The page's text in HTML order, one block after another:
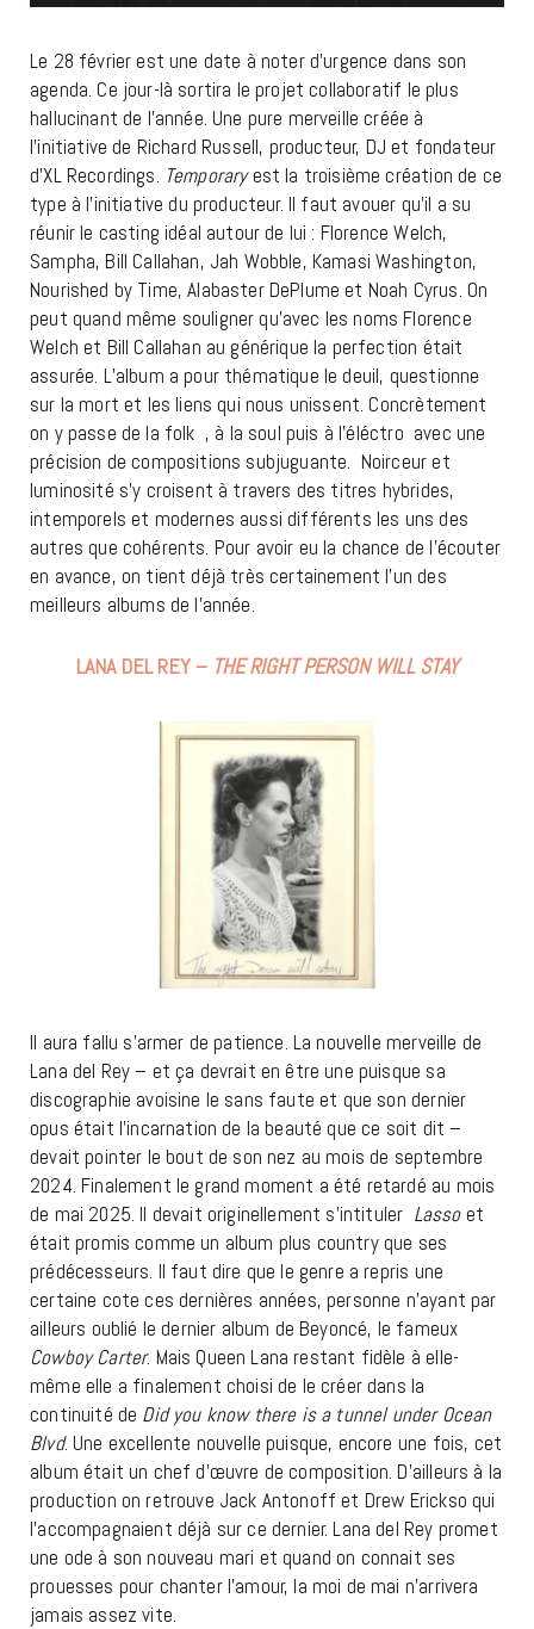
Le 28 février est une date à noter d’urgence dans son
agenda. Ce jour-là sortira le projet collaboratif le plus
hallucinant de l’année. Une pure merveille créée à
l’initiative de Richard Russell, producteur, DJ et fondateur
d’XL Recordings. Temporaryest la troisième création de ce
type à l’initiative du producteur. Il faut avouer qu’il a su
réunir le casting idéal autour de lui : Florence Welch,
Sampha, Bill Callahan, Jah Wobble, Kamasi Washington,
Nourished by Time, Alabaster DePlume et Noah Cyrus. On
peut quand même souligner qu’avec les noms Florence
Welch et Bill Callahan au générique la perfection était
assurée. L’album a pour thématique le deuil, questionne
sur la mort et les liens qui nous unissent. Concrètement
on y passe de la folk , à la soul puis à l’éléctro avec une
précision de compositions subjuguante. Noirceur et
luminosité s’y croisent à travers des titres hybrides,
intemporels et modernes aussi différents les uns des
autres que cohérents. Pour avoir eu la chance de l’écouter
en avance, on tient déjà très certainement l’un des
meilleurs albums de l’année.
LANA DEL REY – THE RIGHT PERSON WILL STAY
Il aura fallu s’armer de patience. La nouvelle merveille de
Lana del Rey – et ça devrait en être une puisque sa
discographie avoisine le sans faute et que son dernier
opus était l’incarnation de la beauté que ce soit dit –
devait pointer le bout de son nez au mois de septembre
2024. Finalement le grand moment a été retardé au mois
de mai 2025. Il devait originellement s’intituler Lassoet
était promis comme un album plus country que ses
prédécesseurs. Il faut dire que le genre a repris une
certaine cote ces dernières années, personne n’ayant par
ailleurs oublié le dernier album de Beyoncé, le fameux
Cowboy Carter. Mais Queen Lana restant fidèle à elle-
même elle a finalement choisi de le créer dans la
continuité de Did you know there is a tunnel under Ocean
Blvd. Une excellente nouvelle puisque, encore une fois, cet
album était un chef d’œuvre de composition. D’ailleurs à la
production on retrouve Jack Antonoff et Drew Erickso qui
l’accompagnaient déjà sur ce dernier. Lana del Rey promet
une ode à son nouveau mari et quand on connait ses
prouesses pour chanter l’amour, la moi de mai n’arrivera
jamais assez vite.